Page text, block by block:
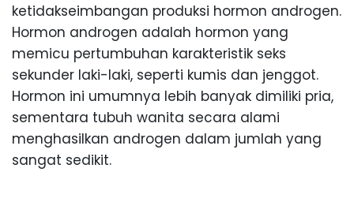
ketidakseimbangan produksi hormon androgen.
Hormon androgen adalah hormon yang
memicu pertumbuhan karakteristik seks
sekunder laki-laki, seperti kumis dan jenggot.
Hormon ini umumnya lebih banyak dimiliki pria,
sementara tubuh wanita secara alami
menghasilkan androgen dalam jumlah yang
sangat sedikit.